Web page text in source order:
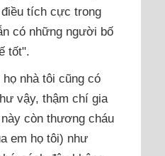
tích cực trong
có những người bố
tốt".
nhà tôi cũng có
vậy, thậm chí gia
còn thương cháu
em họ tôi) như